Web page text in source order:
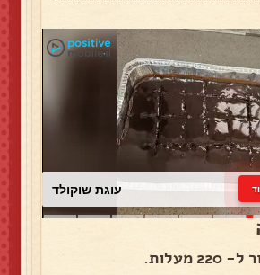
עוגת שוקולד
מעלות.